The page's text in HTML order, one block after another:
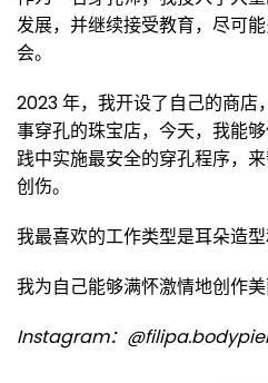
发展，并继续接受教育，尽可
会。
2023 年，我开设了自己的商店
事穿孔的珠宝店，今天，我能
践中实施最安全的穿孔程序，
创伤。
我最喜欢的工作类型是耳朵造型
我为自己能够满怀激情地创作美
Instagram：